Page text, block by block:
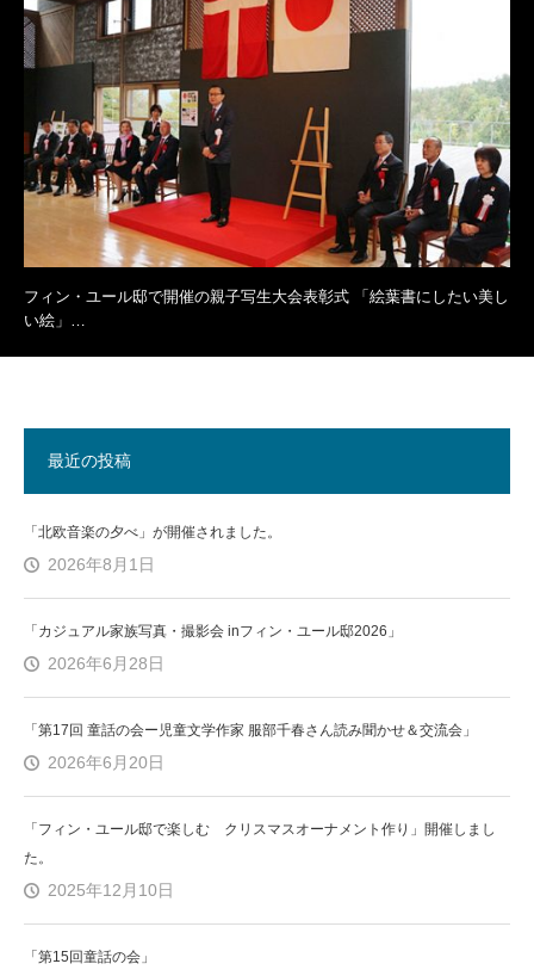
フィン・ユール邸で開催の親子写生大会表彰式 「絵葉書にしたい美し
い絵」…
最近の投稿
「北欧音楽の夕べ」が開催されました。
2026年8月1日
「カジュアル家族写真・撮影会 inフィン・ユール邸2026」
2026年6月28日
「第17回 童話の会ー児童文学作家 服部千春さん読み聞かせ＆交流会」
2026年6月20日
「フィン・ユール邸で楽しむ クリスマスオーナメント作り」開催しまし
た。
2025年12月10日
「第15回童話の会」